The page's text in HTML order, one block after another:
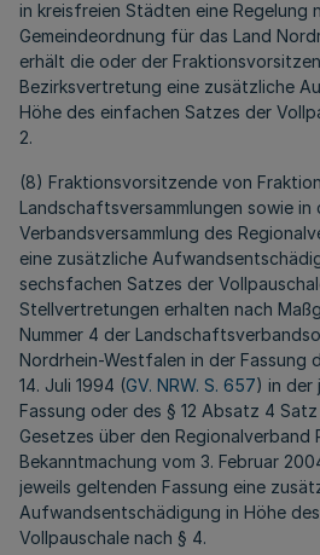
in kreisfreien Städten eine Regelung
Gemeindeordnung für das Land
erhält die oder der
Bezirksvertretung eine zusätzliche
Höhe des einfachen Satzes der
2.
(8) Fraktionsvorsitzende von
Landschaftsversammlungen sowie in
Verbandsversammlung des
eine zusätzliche
sechsfachen Satzes der
Stellvertretungen erhalten nach
Nummer 4 der
Nordrhein-Westfalen in der Fassung
14. Juli 1994 (GV. NRW. S. 657) in der
Fassung oder des § 12 Absatz 4 Satz
Gesetzes über den Regionalverband
Bekanntmachung vom 3. Februar
jeweils geltenden Fassung eine
Aufwandsentschädigung in Höhe
Vollpauschale nach § 4.